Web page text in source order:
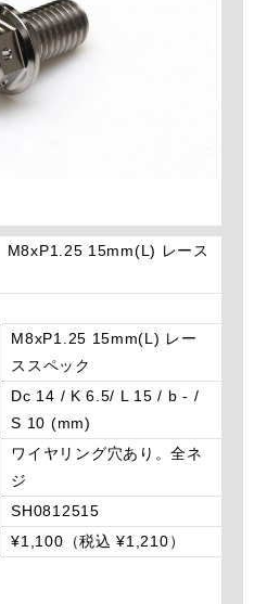
M8xP1.25 15mm(L) レース
M8xP1.25 15mm(L) レー
ススペック
Dc 14 / K 6.5/ L 15 / b - /
S 10 (mm)
ワイヤリング穴あり。全ネ
ジ
SH0812515
¥1,100（税込 ¥1,210）